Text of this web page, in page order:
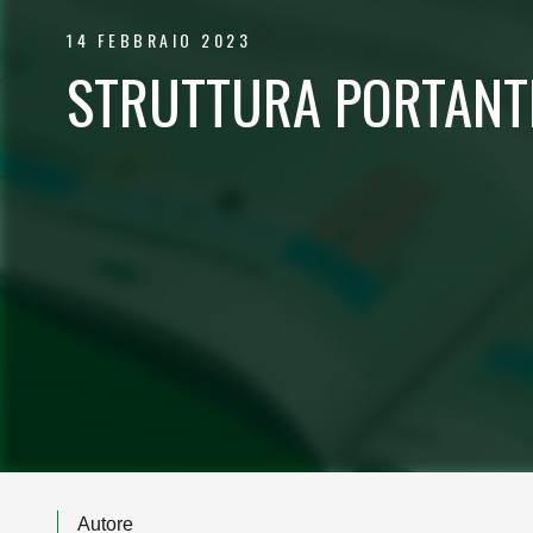
14 FEBBRAIO 2023
STRUTTURA
Autore